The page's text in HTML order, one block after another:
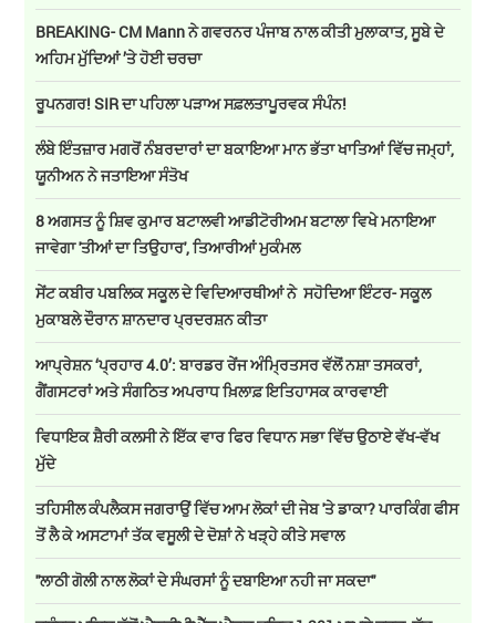
BREAKING- CM Mann ਨੇ ਗਵਰਨਰ ਪੰਜਾਬ ਨਾਲ ਕੀਤੀ ਮੁਲਾਕਾਤ, ਸੂਬੇ ਦੇ
ਅਹਿਮ ਮੁੱਦਿਆਂ ’ਤੇ ਹੋਈ ਚਰਚਾ
ਰੂਪਨਗਰ! SIR ਦਾ ਪਹਿਲਾ ਪੜਾਅ ਸਫ਼ਲਤਾਪੂਰਵਕ ਸੰਪੰਨ!
ਲੰਬੇ ਇੰਤਜ਼ਾਰ ਮਗਰੋਂ ਨੰਬਰਦਾਰਾਂ ਦਾ ਬਕਾਇਆ ਮਾਨ ਭੱਤਾ ਖਾਤਿਆਂ ਵਿੱਚ ਜਮ੍ਹਾਂ,
ਯੂਨੀਅਨ ਨੇ ਜਤਾਇਆ ਸੰਤੋਖ
8 ਅਗਸਤ ਨੂੰ ਸ਼ਿਵ ਕੁਮਾਰ ਬਟਾਲਵੀ ਆਡੀਟੋਰੀਅਮ ਬਟਾਲਾ ਵਿਖੇ ਮਨਾਇਆ
ਜਾਵੇਗਾ 'ਤੀਆਂ ਦਾ ਤਿਉਹਾਰ', ਤਿਆਰੀਆਂ ਮੁਕੰਮਲ
ਸੇਂਟ ਕਬੀਰ ਪਬਲਿਕ ਸਕੂਲ ਦੇ ਵਿਦਿਆਰਥੀਆਂ ਨੇ ਸਹੋਦਿਆ ਇੰਟਰ- ਸਕੂਲ
ਮੁਕਾਬਲੇ ਦੌਰਾਨ ਸ਼ਾਨਦਾਰ ਪ੍ਰਦਰਸ਼ਨ ਕੀਤਾ
ਆਪ੍ਰੇਸ਼ਨ ‘ਪ੍ਰਹਾਰ 4.0’: ਬਾਰਡਰ ਰੇਂਜ ਅੰਮ੍ਰਿਤਸਰ ਵੱਲੋਂ ਨਸ਼ਾ ਤਸਕਰਾਂ,
ਗੈਂਗਸਟਰਾਂ ਅਤੇ ਸੰਗਠਿਤ ਅਪਰਾਧ ਖ਼ਿਲਾਫ਼ ਇਤਿਹਾਸਕ ਕਾਰਵਾਈ
ਵਿਧਾਇਕ ਸ਼ੈਰੀ ਕਲਸੀ ਨੇ ਇੱਕ ਵਾਰ ਫਿਰ ਵਿਧਾਨ ਸਭਾ ਵਿੱਚ ਉਠਾਏ ਵੱਖ-ਵੱਖ
ਮੁੱਦੇ
ਤਹਿਸੀਲ ਕੰਪਲੈਕਸ ਜਗਰਾਉਂ ਵਿੱਚ ਆਮ ਲੋਕਾਂ ਦੀ ਜੇਬ 'ਤੇ ਡਾਕਾ? ਪਾਰਕਿੰਗ ਫੀਸ
ਤੋਂ ਲੈ ਕੇ ਅਸਟਾਮਾਂ ਤੱਕ ਵਸੂਲੀ ਦੇ ਦੋਸ਼ਾਂ ਨੇ ਖੜ੍ਹੇ ਕੀਤੇ ਸਵਾਲ
''ਲਾਠੀ ਗੋਲੀ ਨਾਲ ਲੋਕਾਂ ਦੇ ਸੰਘਰਸਾਂ ਨੂੰ ਦਬਾਇਆ ਨਹੀ ਜਾ ਸਕਦਾ''